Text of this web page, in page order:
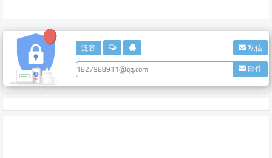
泛容
私信
1827988911@qq.com
邮件